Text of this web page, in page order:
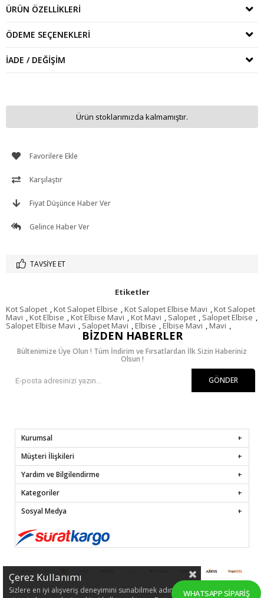
ÜRÜN ÖZELLIKLERI
ÖDEME SEÇENEKLERI
İADE / DEĞIŞIM
Ürün stoklarımızda kalmamıştır.
Favorilere Ekle
Karşılaştır
Fiyat Düşünce Haber Ver
Gelince Haber Ver
TAVSIYE ET
Etiketler
Kot Salopet ,Kot Salopet Elbise ,Kot Salopet Elbise Mavi ,Kot Salopet
Mavi ,Kot Elbise ,Kot Elbise Mavi ,Kot Mavi , Salopet , Salopet Elbise ,
Salopet Elbise Mavi , Salopet Mavi ,Elbise ,Elbise Mavi ,Mavi ,
WHATSAPP SIPARIŞ
BIZDEN HABERLER
Bültenimize Üye Olun ! Tüm İndirim ve Fırsatlardan İlk Sizin Haberiniz
Olsun !
GÖNDER
Kurumsal
Müşteri İlişkileri
Yardım ve Bilgilendirme
Kategoriler
Sosyal Medya
Çerez Kullanımı
Sizlere en iyi alışveriş deneyimini sunabilmek adına